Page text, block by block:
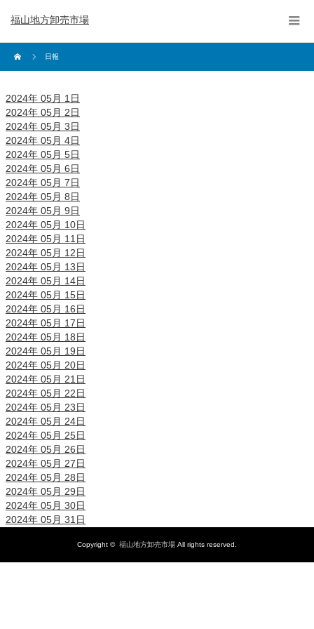
福山地方卸売市場
日報
2024年 05月 1日
2024年 05月 2日
2024年 05月 3日
2024年 05月 4日
2024年 05月 5日
2024年 05月 6日
2024年 05月 7日
2024年 05月 8日
2024年 05月 9日
2024年 05月 10日
2024年 05月 11日
2024年 05月 12日
2024年 05月 13日
2024年 05月 14日
2024年 05月 15日
2024年 05月 16日
2024年 05月 17日
2024年 05月 18日
2024年 05月 19日
2024年 05月 20日
2024年 05月 21日
2024年 05月 22日
2024年 05月 23日
2024年 05月 24日
2024年 05月 25日
2024年 05月 26日
2024年 05月 27日
2024年 05月 28日
2024年 05月 29日
2024年 05月 30日
2024年 05月 31日
Copyright © 福山地方卸売市場 All rights reserved.